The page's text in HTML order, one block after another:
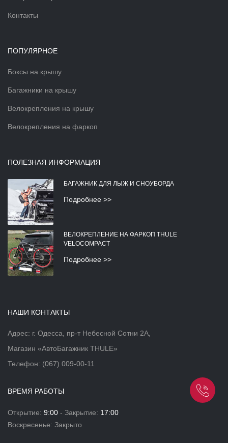
Контакты
ПОПУЛЯРНОЕ
Боксы на крышу
Багажники на крышу
Велокрепления на крышу
Велокрепления на фаркоп
ПОЛЕЗНАЯ ИНФОРМАЦИЯ
БАГАЖНИК ДЛЯ ЛЫЖ И СНОУБОРДА
Подробнее >>
ВЕЛОКРЕПЛЕНИЕ НА ФАРКОП THULE
VELOCOMPACT
Подробнее >>
НАШИ КОНТАКТЫ
Адрес: г. Одесса, пр-т Небесной Сотни 2А,
Магазин «АвтоБагажник THULE»
Телефон: (067) 009-00-11
ВРЕМЯ РАБОТЫ
Открытие: 9:00 - Закрытие: 17:00
Воскресенье: Закрыто